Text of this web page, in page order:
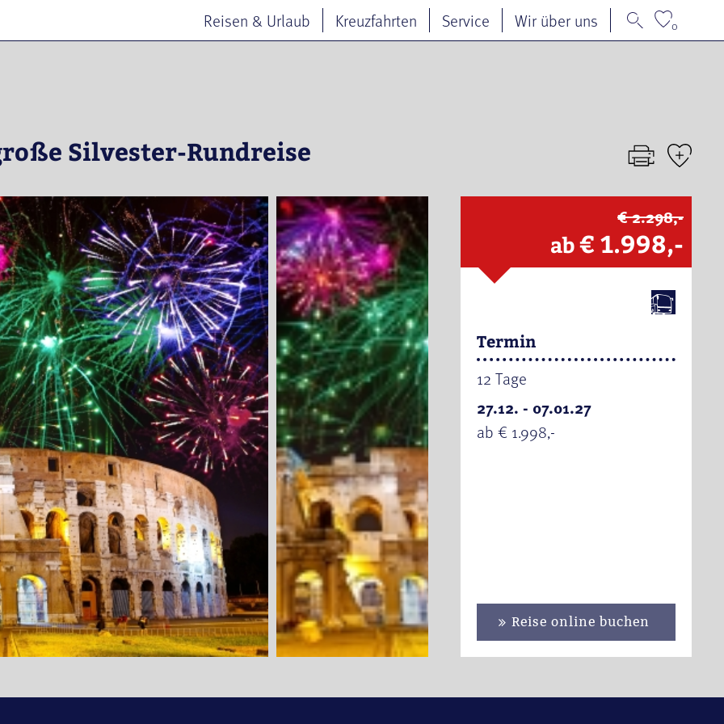
Reisen & Urlaub Kreuzfahrten Service Wir über uns 0
Silvester-Rundreise
1. Tag: Anreise & Meran
€ 2.298,-
ab€ 1.998,-
Termin
12 Tage
27.12. - 07.01.27
ab € 1.998,-
Reise online buchen